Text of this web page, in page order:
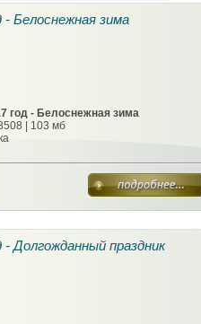
- Белоснежная зима
год - Белоснежная зима
| 103 мб
Долгожданный праздник